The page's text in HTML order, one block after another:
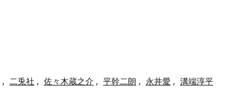
, 二兎社 , 佐々木蔵之介 , 平幹二朗 , 永井愛 , 溝端淳平